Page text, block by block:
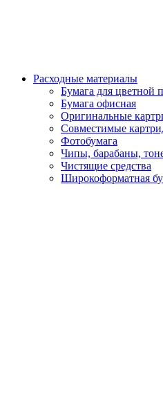
Расходные материалы
Бумага для цветной
Бумага офисная
Оригинальные
Совместимые
Фотобумага
Чипы, барабаны,
Чистящие средства
Широкоформатная